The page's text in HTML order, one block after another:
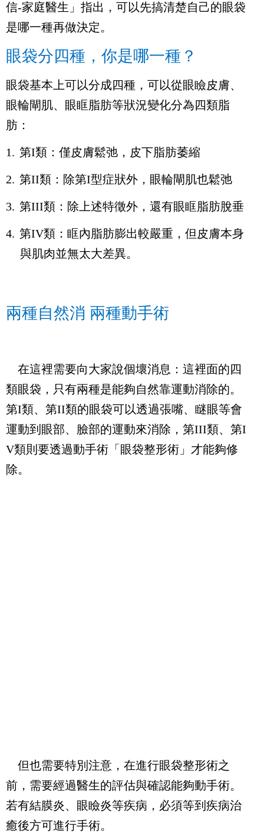
信-家庭醫生」指出，可以先搞清楚自己的眼袋
是哪一種再做決定。
眼袋分四種，你是哪一種？
眼袋基本上可以分成四種，可以從眼瞼皮膚、
眼輪閘肌、眼眶脂肪等狀況變化分為四類脂
肪：
1. 第I類：僅皮膚鬆弛，皮下脂肪萎縮
2. 第II類：除第I型症狀外，眼輪閘肌也鬆弛
3. 第III類：除上述特徵外，還有眼眶脂肪脫垂
4. 第IV類：眶內脂肪膨出較嚴重，但皮膚本身
與肌肉並無太大差異。
兩種自然消 兩種動手術
在這裡需要向大家說個壞消息：這裡面的四
類眼袋，只有兩種是能夠自然靠運動消除的。
第I類、第II類的眼袋可以透過張嘴、瞇眼等會
運動到眼部、臉部的運動來消除，第III類、第I
V類則要透過動手術「眼袋整形術」才能夠修
除。
但也需要特別注意，在進行眼袋整形術之
前，需要經過醫生的評估與確認能夠動手術。
若有結膜炎、眼瞼炎等疾病，必須等到疾病治
癒後方可進行手術。